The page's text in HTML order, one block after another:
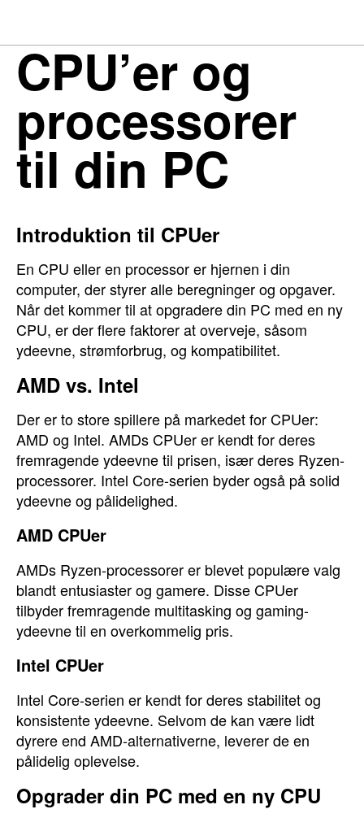
CPU’er og
processorer
til din PC
Introduktion til CPUer
En CPU eller en processor er hjernen i din
computer, der styrer alle beregninger og opgaver.
Når det kommer til at opgradere din PC med en ny
CPU, er der flere faktorer at overveje, såsom
ydeevne, strømforbrug, og kompatibilitet.
AMD vs. Intel
Der er to store spillere på markedet for CPUer:
AMD og Intel. AMDs CPUer er kendt for deres
fremragende ydeevne til prisen, især deres Ryzen-
processorer. Intel Core-serien byder også på solid
ydeevne og pålidelighed.
AMD CPUer
AMDs Ryzen-processorer er blevet populære valg
blandt entusiaster og gamere. Disse CPUer
tilbyder fremragende multitasking og gaming-
ydeevne til en overkommelig pris.
Intel CPUer
Intel Core-serien er kendt for deres stabilitet og
konsistente ydeevne. Selvom de kan være lidt
dyrere end AMD-alternativerne, leverer de en
pålidelig oplevelse.
Opgrader din PC med en ny CPU